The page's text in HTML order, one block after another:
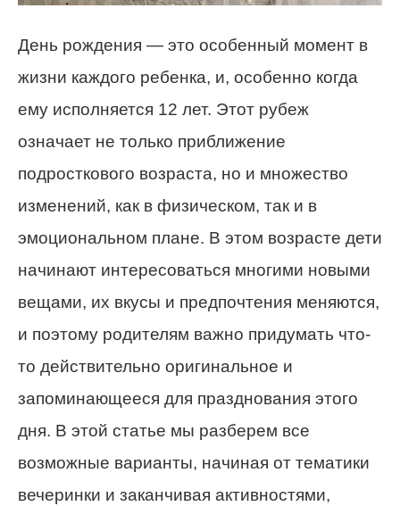
День рождения — это особенный момент в
жизни каждого ребенка, и, особенно когда
ему исполняется 12 лет. Этот рубеж
означает не только приближение
подросткового возраста, но и множество
изменений, как в физическом, так и в
эмоциональном плане. В этом возрасте дети
начинают интересоваться многими новыми
вещами, их вкусы и предпочтения меняются,
и поэтому родителям важно придумать что-
то действительно оригинальное и
запоминающееся для празднования этого
дня. В этой статье мы разберем все
возможные варианты, начиная от тематики
вечеринки и заканчивая активностями,